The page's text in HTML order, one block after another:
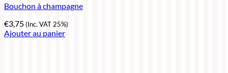
Bouchon à champagne
€3,75(Inc. VAT 25%)
Ajouter au panier